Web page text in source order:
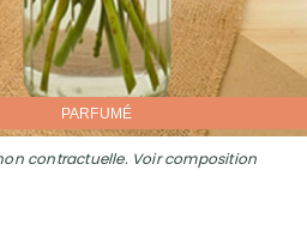
PARFUMÉ
contractuelle. Voir composition